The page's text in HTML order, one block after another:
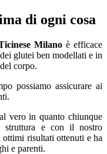
di ogni cosa
Milano è efficace
glutei ben modellati e in
corpo.
possiamo assicurare ai
vero in quanto chiunque
struttura e con il nostro
ottimi risultati ottenuti e ha
e parenti.